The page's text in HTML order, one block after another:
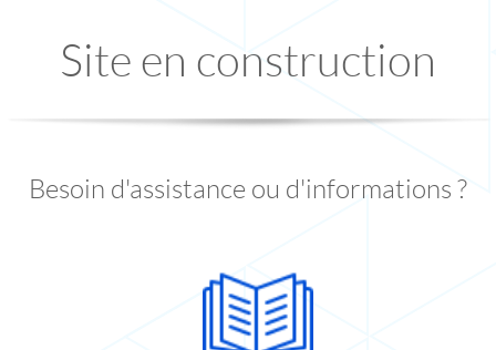
Site en construction
Besoin d'assistance ou d'informations ?